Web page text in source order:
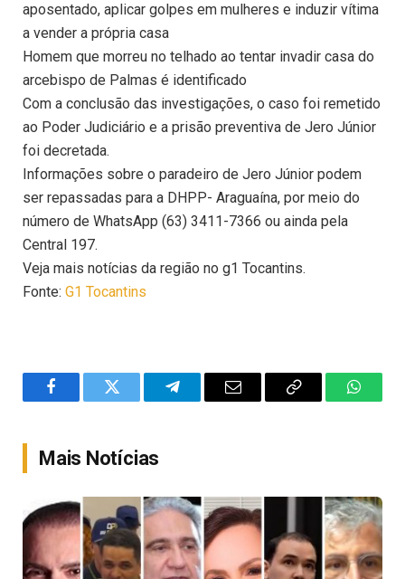
aposentado, aplicar golpes em mulheres e induzir vítima
a vender a própria casa
Homem que morreu no telhado ao tentar invadir casa do
arcebispo de Palmas é identificado
Com a conclusão das investigações, o caso foi remetido
ao Poder Judiciário e a prisão preventiva de Jero Júnior
foi decretada.
Informações sobre o paradeiro de Jero Júnior podem
ser repassadas para a DHPP- Araguaína, por meio do
número de WhatsApp (63) 3411-7366 ou ainda pela
Central 197.
Veja mais notícias da região no g1 Tocantins.
Fonte: G1 Tocantins
FacebookTwitter TelegramEmail
Copy
Mais Notícias